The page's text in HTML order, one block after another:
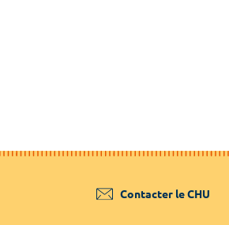
Contacter le CHU